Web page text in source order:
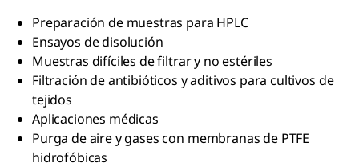
Preparación de muestras para HPLC
Ensayos de disolución
Muestras difíciles de filtrar y no estériles
Filtración de antibióticos y aditivos para cultivos de
tejidos
Aplicaciones médicas
Purga de aire y gases con membranas de PTFE
hidrofóbicas